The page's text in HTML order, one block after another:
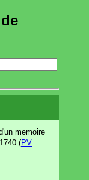
memoire
(PV